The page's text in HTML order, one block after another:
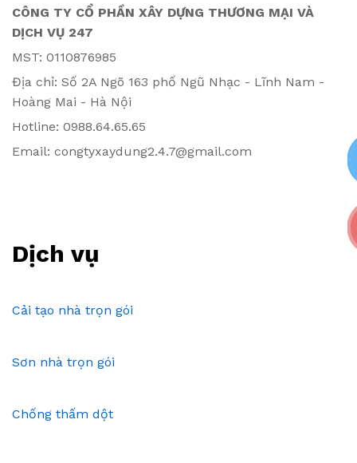
CÔNG TY CỔ PHẦN XÂY DỰNG THƯƠNG MẠI VÀ
DỊCH VỤ 247
MST: 0110876985
Địa chỉ: Số 2A Ngõ 163 phố Ngũ Nhạc - Lĩnh Nam -
Hoàng Mai - Hà Nội
Hotline: 0988.64.65.65
Email: congtyxaydung2.4.7@gmail.com
Dịch vụ
Cải tạo nhà trọn gói
Sơn nhà trọn gói
Chống thấm dột